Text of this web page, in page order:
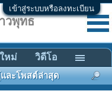
เข้าสู่ระบบหรือลงทะเบียน
วพุทธ
ละโพสต์ล่าสุด
หม่ วิดีโอ